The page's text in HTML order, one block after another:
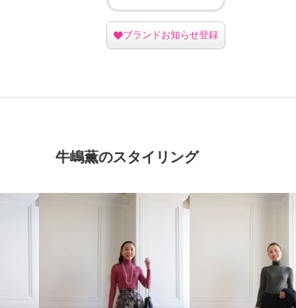
ブランドお知らせ登録
牛嶋薫のスタイリング